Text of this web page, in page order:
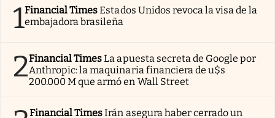
1Financial TimesEstados Unidos revoca la visa de la
embajadora brasileña
2Financial TimesLa apuesta secreta de Google por
Anthropic: la maquinaria financiera de u$s
200.000 M que armó en Wall Street
Financial TimesIrán asegura haber cerrado un